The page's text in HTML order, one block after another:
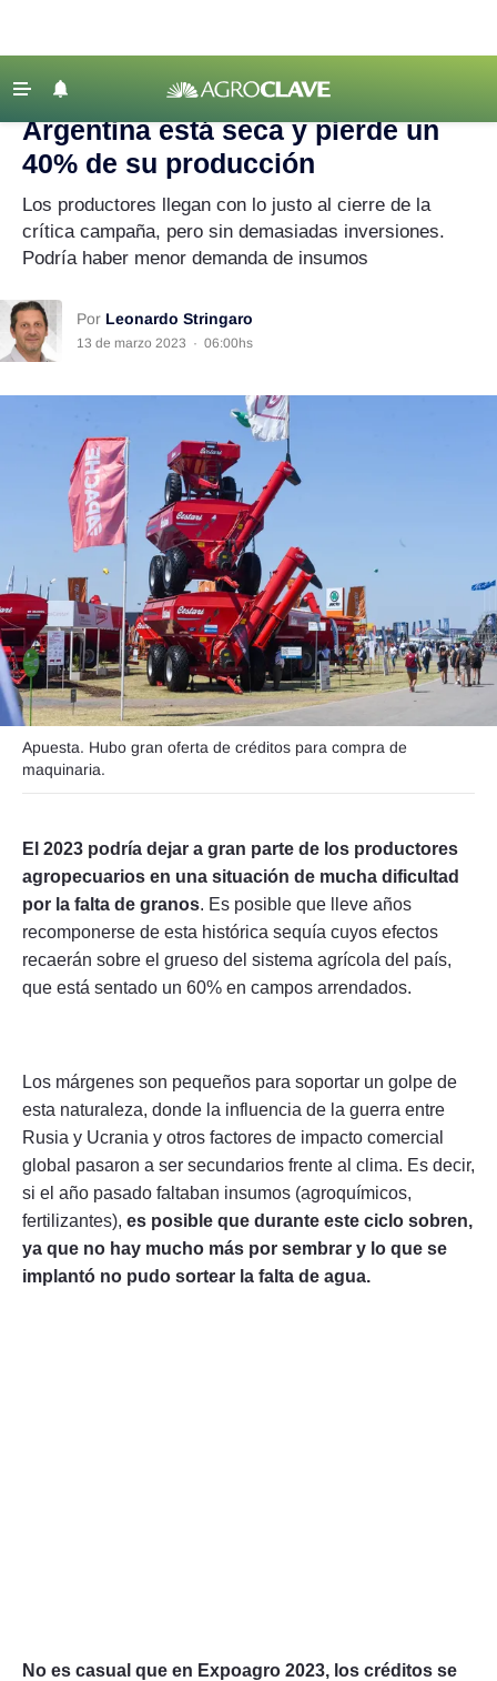
Agricultura
Lechería
Tecnología
Maquinaria agrícola
Agenda
Agronegocios
Mercados
Seguinos
‹ VOLVER
Agroclave Expoagro
Argentina está seca y pierde un
40% de su producción
Los productores llegan con lo justo al cierre de la
crítica campaña, pero sin demasiadas inversiones.
Podría haber menor demanda de insumos
Por Leonardo Stringaro
13 de marzo 2023 · 06:00hs
Apuesta. Hubo gran oferta de créditos para compra de
maquinaria.
El 2023 podría dejar a gran parte de los productores
agropecuarios en una situación de mucha dificultad
por la falta de granos. Es posible que lleve años
recomponerse de esta histórica sequía cuyos efectos
recaerán sobre el grueso del sistema agrícola del país,
que está sentado un 60% en campos arrendados.
Los márgenes son pequeños para soportar un golpe de
esta naturaleza, donde la influencia de la guerra entre
Rusia y Ucrania y otros factores de impacto comercial
global pasaron a ser secundarios frente al clima. Es decir,
si el año pasado faltaban insumos (agroquímicos,
fertilizantes), es posible que durante este ciclo sobren,
ya que no hay mucho más por sembrar y lo que se
implantó no pudo sortear la falta de agua.
No es casual que en Expoagro 2023, los créditos se